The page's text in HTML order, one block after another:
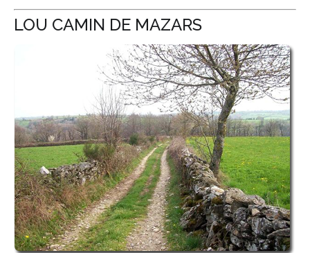
LOU CAMIN DE MAZARS